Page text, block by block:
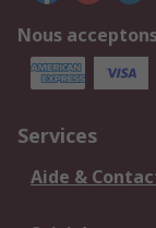
Nous
Services
Aide &